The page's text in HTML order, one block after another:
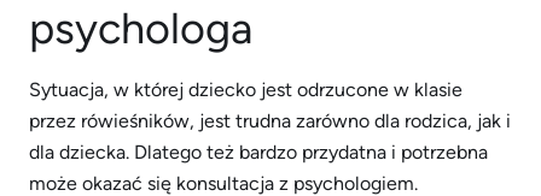
psychologa
Sytuacja, w której dziecko jest odrzucone w klasie
przez rówieśników, jest trudna zarówno dla rodzica, jak i
dla dziecka. Dlatego też bardzo przydatna i potrzebna
może okazać się konsultacja z psychologiem.